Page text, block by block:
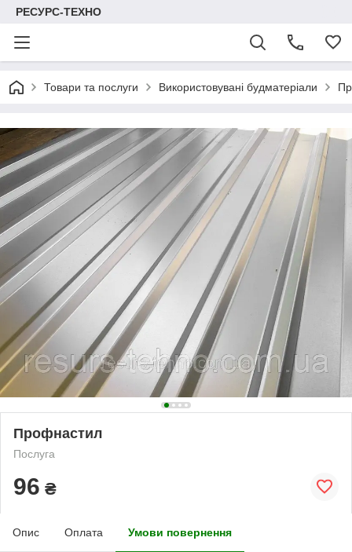
РЕСУРС-ТЕХНО
Товари та послуги Використовувані будматеріали
Профнастил
Послуга
96 ₴
Опис Оплата Умови повернення